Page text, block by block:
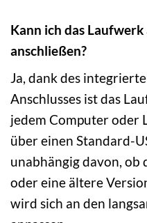
Kann ich das
anschließen?
Ja, dank des
Anschlusses ist das
jedem Computer oder
über einen Standard-
unabhängig davon, ob
oder eine ältere
wird sich an den